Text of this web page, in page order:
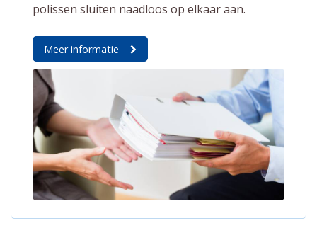
polissen sluiten naadloos op elkaar aan.
Meer informatie